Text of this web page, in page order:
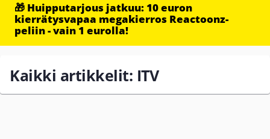
🎁 Huipputarjous jatkuu: 10 euron
kierrätysvapaa megakierros Reactoonz-
peliin - vain 1 eurolla!
Kaikki artikkelit: ITV